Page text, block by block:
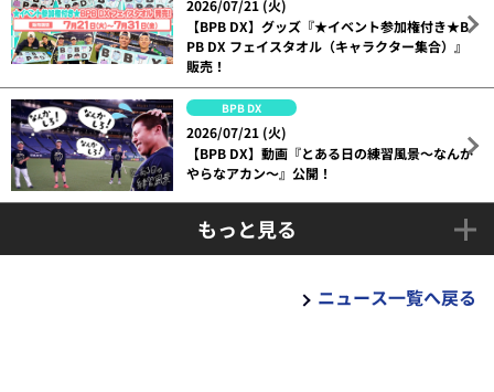
2026/07/21 (火)
【BPB DX】グッズ『★イベント参加権付き★B
PB DX フェイスタオル（キャラクター集合）』
販売！
BPB DX
2026/07/21 (火)
【BPB DX】動画『とある日の練習風景～なんか
やらなアカン～』公開！
もっと見る
ニュース一覧へ戻る